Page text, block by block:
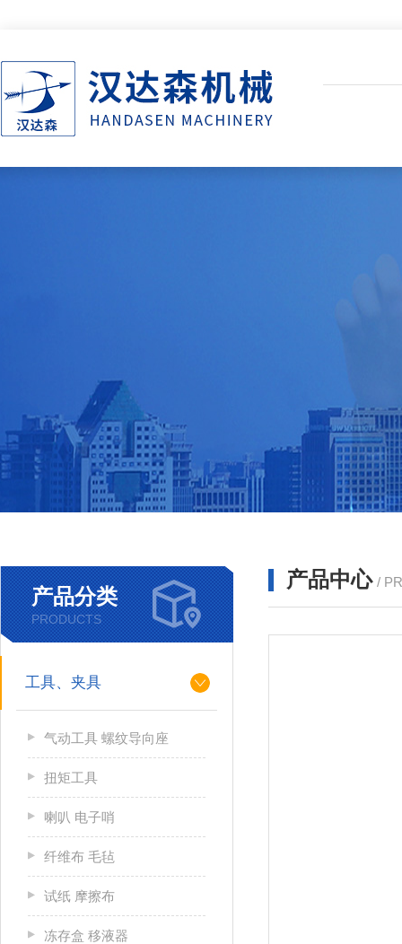
产品分类
PRODUCTS
工具、夹具
气动工具 螺纹导向座
扭矩工具
喇叭 电子哨
纤维布 毛毡
试纸 摩擦布
冻存盒 移液器
产品中心 /